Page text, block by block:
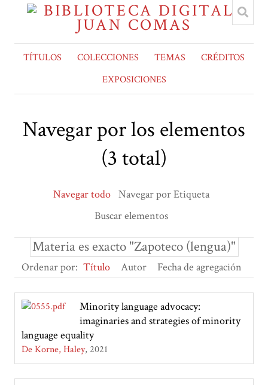
TÍTULOS COLECCIONES TEMAS
CRÉDITOS
EXPOSICIONES
Navegar por los elementos
(3 total)
Navegar todo Navegar por Etiqueta
Buscar elementos
Materia es exacto "Zapoteco (lengua)"
Ordenar por: Título Autor Fecha de agregación
Minority language advocacy:
imaginaries and strategies of minority
language equality
De Korne, Haley 2021